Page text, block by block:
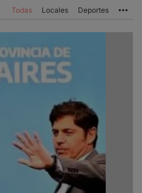
Todas Locales Deportes